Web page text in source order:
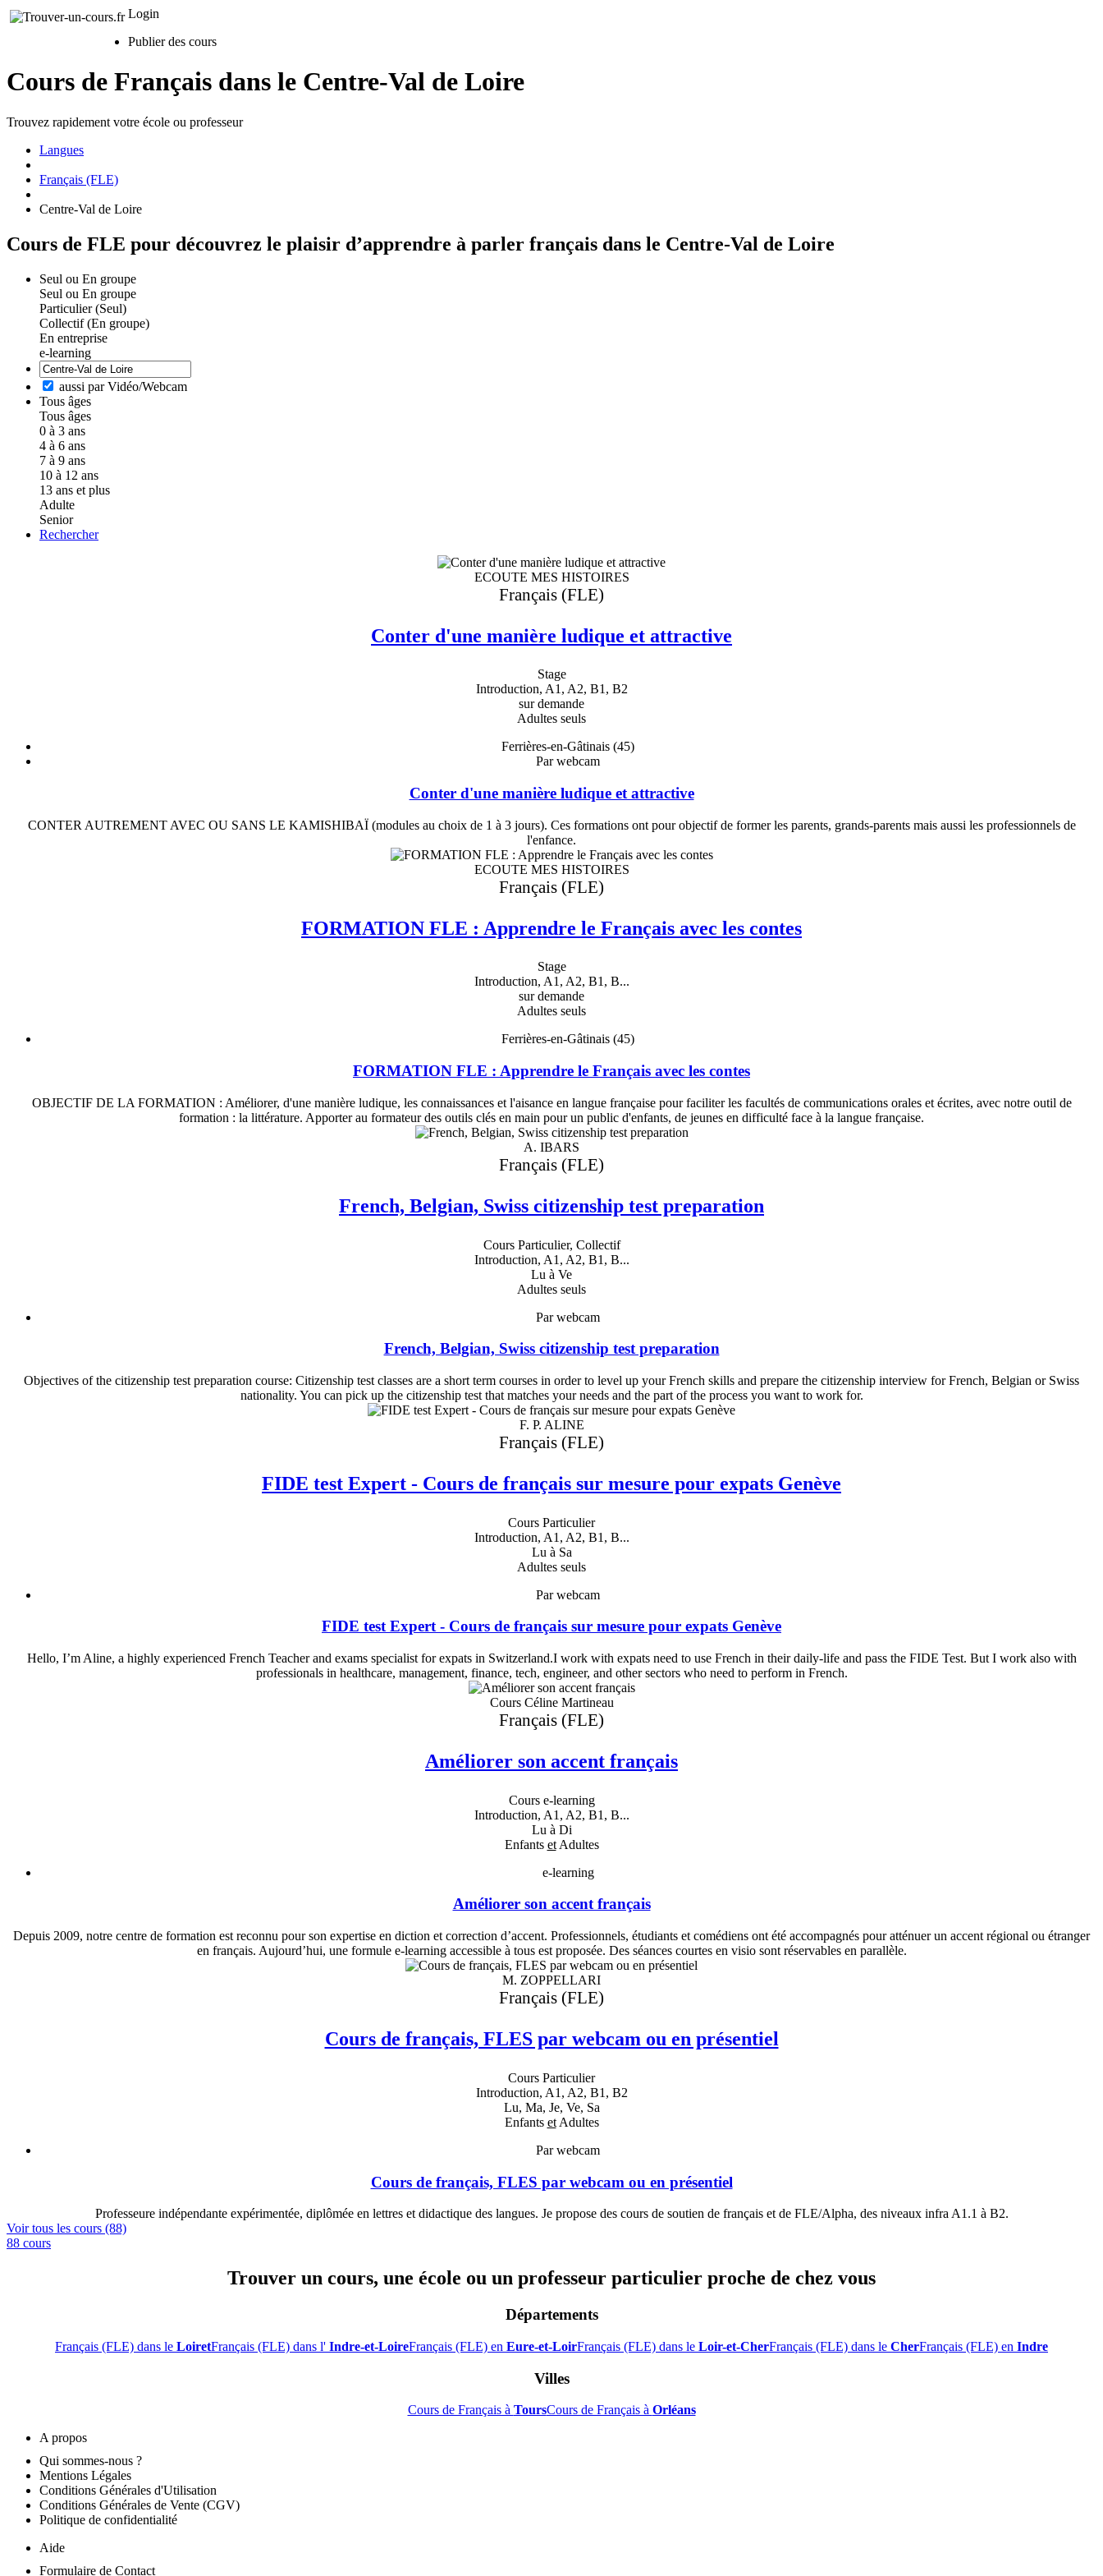
Login
Publier des cours
Cours de Français dans le Centre-Val de Loire
Trouvez rapidement votre école ou professeur
Langues
Français (FLE)
Centre-Val de Loire
Cours de FLE pour découvrez le plaisir d’apprendre à parler français dans le Centre-Val de Loire
Seul ou En groupe
Seul ou En groupe
Particulier (Seul)
Collectif (En groupe)
En entreprise
e-learning
aussi par Vidéo/Webcam
Tous âges
Tous âges
0 à 3 ans
4 à 6 ans
7 à 9 ans
10 à 12 ans
13 ans et plus
Adulte
Senior
Rechercher
ECOUTE MES HISTOIRES
Français (FLE)
Conter d'une manière ludique et attractive
Stage
Introduction, A1, A2, B1, B2
sur demande
Adultes seuls
Ferrières-en-Gâtinais (45)
Par webcam
Conter d'une manière ludique et attractive
CONTER AUTREMENT AVEC OU SANS LE KAMISHIBAÏ (modules au choix de 1 à 3 jours). Ces formations ont pour objectif de former les parents, grands-parents mais aussi les professionnels de
l'enfance.
ECOUTE MES HISTOIRES
Français (FLE)
FORMATION FLE : Apprendre le Français avec les contes
Stage
Introduction, A1, A2, B1, B...
sur demande
Adultes seuls
Ferrières-en-Gâtinais (45)
FORMATION FLE : Apprendre le Français avec les contes
OBJECTIF DE LA FORMATION : Améliorer, d'une manière ludique, les connaissances et l'aisance en langue française pour faciliter les facultés de communications orales et écrites, avec notre outil de
formation : la littérature. Apporter au formateur des outils clés en main pour un public d'enfants, de jeunes en difficulté face à la langue française.
A. IBARS
Français (FLE)
French, Belgian, Swiss citizenship test preparation
Cours Particulier, Collectif
Introduction, A1, A2, B1, B...
Lu à Ve
Adultes seuls
Par webcam
French, Belgian, Swiss citizenship test preparation
Objectives of the citizenship test preparation course: Citizenship test classes are a short term courses in order to level up your French skills and prepare the citizenship interview for French, Belgian or Swiss
nationality. You can pick up the citizenship test that matches your needs and the part of the process you want to work for.
F. P. ALINE
Français (FLE)
FIDE test Expert - Cours de français sur mesure pour expats Genève
Cours Particulier
Introduction, A1, A2, B1, B...
Lu à Sa
Adultes seuls
Par webcam
FIDE test Expert - Cours de français sur mesure pour expats Genève
Hello, I’m Aline, a highly experienced French Teacher and exams specialist for expats in Switzerland.I work with expats need to use French in their daily-life and pass the FIDE Test. But I work also with
professionals in healthcare, management, finance, tech, engineer, and other sectors who need to perform in French.
Cours Céline Martineau
Français (FLE)
Améliorer son accent français
Cours e-learning
Introduction, A1, A2, B1, B...
Lu à Di
Enfants etAdultes
e-learning
Améliorer son accent français
Depuis 2009, notre centre de formation est reconnu pour son expertise en diction et correction d’accent. Professionnels, étudiants et comédiens ont été accompagnés pour atténuer un accent régional ou étranger
en français. Aujourd’hui, une formule e-learning accessible à tous est proposée. Des séances courtes en visio sont réservables en parallèle.
M. ZOPPELLARI
Français (FLE)
Cours de français, FLES par webcam ou en présentiel
Cours Particulier
Introduction, A1, A2, B1, B2
Lu, Ma, Je, Ve, Sa
Enfants etAdultes
Par webcam
Cours de français, FLES par webcam ou en présentiel
Professeure indépendante expérimentée, diplômée en lettres et didactique des langues. Je propose des cours de soutien de français et de FLE/Alpha, des niveaux infra A1.1 à B2.
Voir tous les cours (88)
88 cours
Trouver un cours, une école ou un professeur particulier proche de chez vous
Départements
Français (FLE) dans le LoiretFrançais (FLE) dans l' Indre-et-LoireFrançais (FLE) en Eure-et-LoirFrançais (FLE) dans le Loir-et-CherFrançais (FLE) dans le CherFrançais (FLE) en Indre
Villes
Cours de Français à ToursCours de Français à Orléans
A propos
Qui sommes-nous ?
Mentions Légales
Conditions Générales d'Utilisation
Conditions Générales de Vente (CGV)
Politique de confidentialité
Aide
Formulaire de Contact